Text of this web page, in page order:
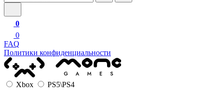
0
0
FAQ
Политики конфиденциальности
Xbox PS5\PS4